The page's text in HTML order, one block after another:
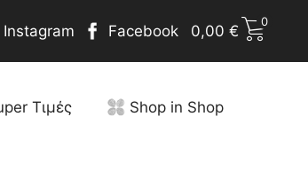
Instagram Facebook 0,00 €
0
Τιμές Shop in Shop